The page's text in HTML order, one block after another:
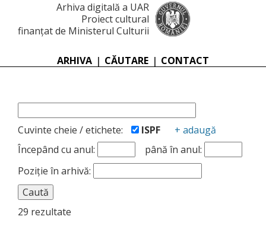
Arhiva digitală a UAR
Proiect cultural
finanțat de Ministerul Culturii
ARHIVA | CĂUTARE | CONTACT
Cuvinte cheie / etichete: ISPF
+ adaugă
Începând cu anul:
până în anul:
Poziție în arhivă:
29 rezultate